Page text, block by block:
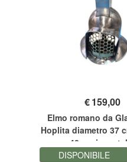
€159,00
Elmo romano da
Hoplita diametro 37
42 cm in
DISPONIBILE